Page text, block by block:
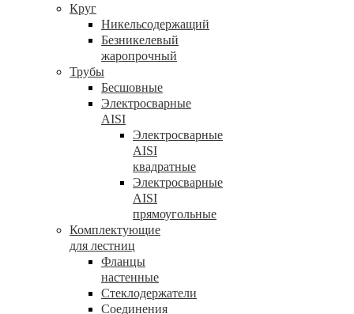
Круг
Никельсодержащий
Безникелевый
жаропрочный
Трубы
Бесшовные
Электросварные
AISI
Электросварные
AISI
квадратные
Электросварные
AISI
прямоугольные
Комплектующие
для лестниц
Фланцы
настенные
Стеклодержатели
Соединения